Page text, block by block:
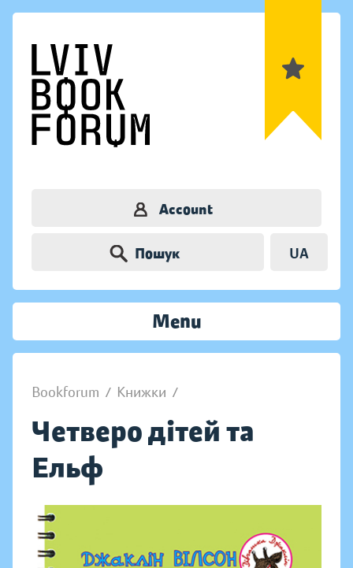
Account
Пошук UA
Menu
Bookforum / Книжки /
Четверо дітей та
Ельф